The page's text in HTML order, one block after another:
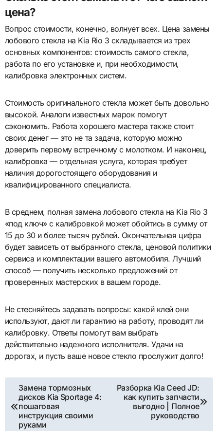
цена?
Вопрос стоимости, конечно, волнует всех. Цена замены
лобового стекла на Kia Rio 3 складывается из трех
основных компонентов: стоимость самого стекла,
работа по его установке и, при необходимости,
калибровка электронных систем.
Стоимость оригинального стекла может быть довольно
высокой. Аналоги известных марок помогут
сэкономить. Работа хорошего мастера также стоит
своих денег — это не та задача, которую можно
доверить первому встречному с молотком. И наконец,
калибровка — отдельная услуга, которая требует
наличия дорогостоящего оборудования и
квалифицированного специалиста.
В среднем, полная замена лобового стекла на Kia Rio 3
«под ключ» с калибровкой может обойтись в сумму от
15 до 30 и более тысяч рублей. Окончательная цифра
будет зависеть от выбранного стекла, ценовой политики
сервиса и комплектации вашего автомобиля. Лучший
способ — получить несколько предложений от
проверенных мастерских в вашем городе.
Не стесняйтесь задавать вопросы: какой клей они
используют, дают ли гарантию на работу, проводят ли
калибровку. Ответы помогут вам выбрать
действительно надежного исполнителя. Удачи на
дорогах, и пусть ваше новое стекло прослужит долго!
Навигация
по
записям
Замена тормозных
дисков Kia Sportage 4:
пошаговая
инструкция своими
руками
Разборка Kia Ceed JD:
как купить запчасти
выгодно | Полное
руководство